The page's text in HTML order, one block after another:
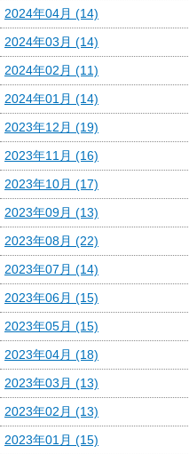
2024年04月 (14)
2024年03月 (14)
2024年02月 (11)
2024年01月 (14)
2023年12月 (19)
2023年11月 (16)
2023年10月 (17)
2023年09月 (13)
2023年08月 (22)
2023年07月 (14)
2023年06月 (15)
2023年05月 (15)
2023年04月 (18)
2023年03月 (13)
2023年02月 (13)
2023年01月 (15)